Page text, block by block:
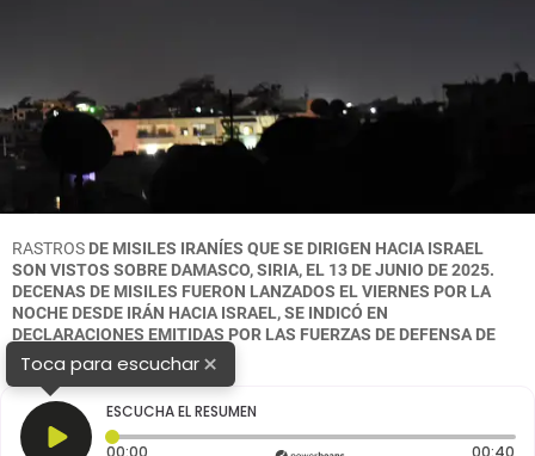
RASTROS DE MISILES IRANÍES QUE SE DIRIGEN HACIA ISRAEL
SON VISTOS SOBRE DAMASCO, SIRIA, EL 13 DE JUNIO DE 2025.
DECENAS DE MISILES FUERON LANZADOS EL VIERNES POR LA
NOCHE DESDE IRÁN HACIA ISRAEL, SE INDICÓ EN
DECLARACIONES EMITIDAS POR LAS FUERZAS DE DEFENSA DE
ISRAEL. FOTO: XINHUA
Toca para escuchar×
ESCUCHA EL RESUMEN
00:00 Tiempo transcurrido: 0 segundos 00:40